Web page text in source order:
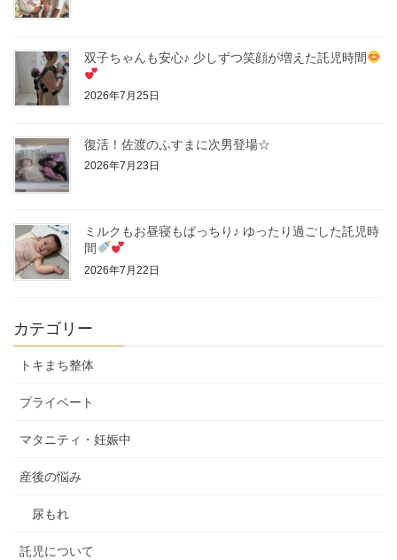
双子ちゃんも安心♪ 少しずつ笑顔が増えた託児時間
2026年7月25日
復活！佐渡のふすまに次男登場☆
2026年7月23日
ミルクもお昼寝もばっちり♪ ゆったり過ごした託児時
間
2026年7月22日
カテゴリー
トキまち整体
プライベート
マタニティ・妊娠中
産後の悩み
尿もれ
託児について